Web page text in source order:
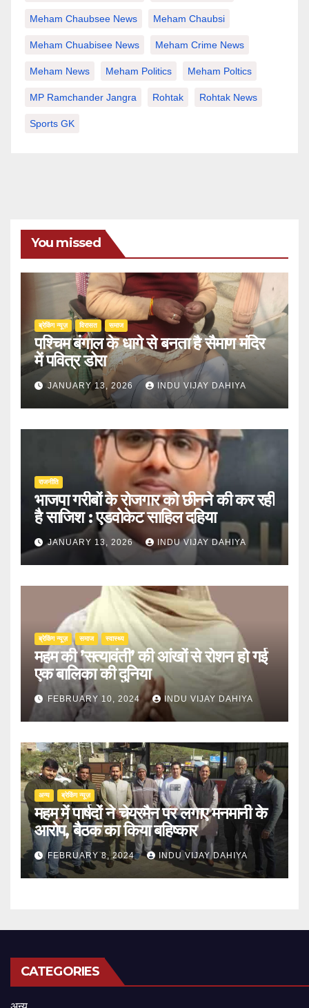
Meham Chaubsee News Meham Chaubsi
Meham Chuabisee News Meham Crime News
Meham News Meham Politics Meham Poltics
MP Ramchander Jangra Rohtak Rohtak News
Sports GK
You missed
ब्रेकिंग न्यूज़ ‍‍विरासत समाज
पश्चिम बंगाल के धागे से बनता है सैमाण मंदिर
में पवित्र डोरा
JANUARY 13, 2026 INDU VIJAY DAHIYA
राजनीति
भाजपा गरीबों के रोजगार को छीनने की कर रही
है साजिश : एडवोकेट साहिल दहिया
JANUARY 13, 2026 INDU VIJAY DAHIYA
ब्रेकिंग न्यूज़ समाज स्वास्थ्य
महम की ’सत्यावंती’ की आंखों से रोशन हो गई
एक बालिका की दुनिया
FEBRUARY 10, 2024 INDU VIJAY DAHIYA
अन्य ब्रेकिंग न्यूज़
महम में पार्षदों ने चेयरमैन पर लगाए मनमानी के
आरोप, बैठक का किया बहिष्कार
FEBRUARY 8, 2024 INDU VIJAY DAHIYA
CATEGORIES